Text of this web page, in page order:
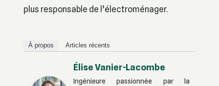
plus responsable de l’électroménager.
À propos Articles récents
Élise Vanier-Lacombe
Ingénieure passionnée par la